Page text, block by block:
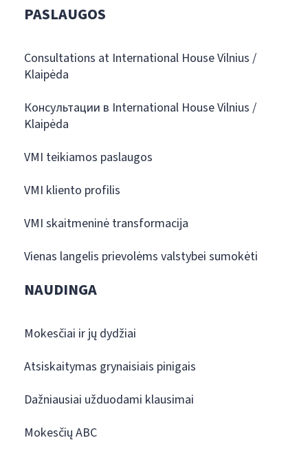
PASLAUGOS
Consultations at International House Vilnius /
Klaipėda
Консультации в International House Vilnius /
Klaipėda
VMI teikiamos paslaugos
VMI kliento profilis
VMI skaitmeninė transformacija
Vienas langelis prievolėms valstybei sumokėti
NAUDINGA
Mokesčiai ir jų dydžiai
Atsiskaitymas grynaisiais pinigais
Dažniausiai užduodami klausimai
Mokesčių ABC